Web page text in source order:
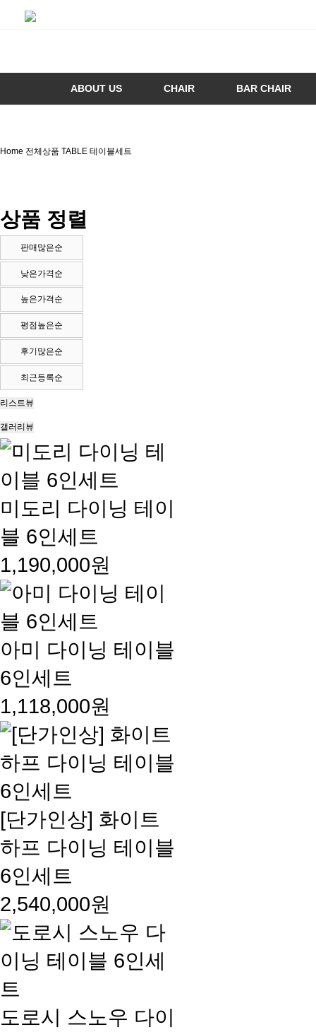
ABOUT US CHAIR BAR CHAIR
Home 전체상품 TABLE 테이블세트
상품 정렬
판매많은순
낮은가격순
높은가격순
평점높은순
후기많은순
최근등록순
리스트뷰
갤러리뷰
미도리 다이닝 테이
블 6인세트
1,190,000원
아미 다이닝 테이블
6인세트
1,118,000원
[단가인상] 화이트
하프 다이닝 테이블
6인세트
2,540,000원
도로시 스노우 다이